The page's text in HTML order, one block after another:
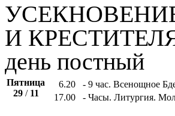
И
день постный
Пятница
29/ 11
6.20
- 9 час. Всенощное
17.00
- Часы. Литургия.